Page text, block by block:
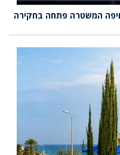
המשטרה פתחה בחקירה